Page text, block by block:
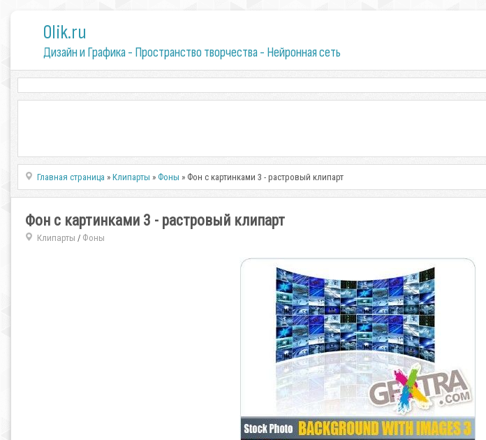
0lik.ru
Дизайн и Графика - Пространство творчества - Нейронная сеть
Главная страница »Клипарты » Фоны » Фон с картинками 3 - растровый клипарт
Фон с картинками 3 - растровый клипарт
Клипарты / Фоны